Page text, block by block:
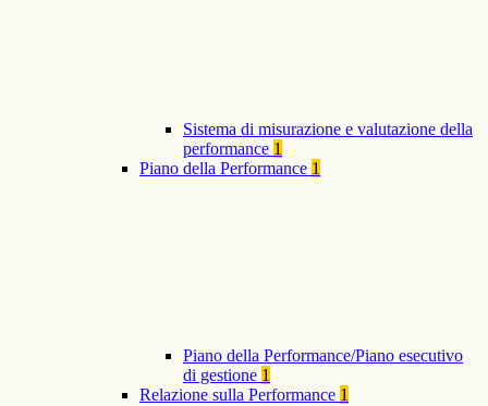
Sistema di misurazione e valutazione della
performance 1
Piano della Performance 1
Piano della Performance/Piano esecutivo
di gestione 1
Relazione sulla Performance 1